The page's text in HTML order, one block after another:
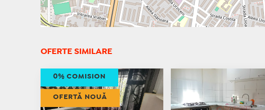
OFERTE SIMILARE
0% COMISION
OFERTĂ NOUĂ